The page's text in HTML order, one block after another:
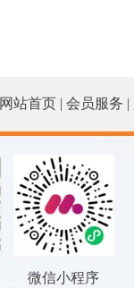
网站首页 | 会员服务 |
微信小程序